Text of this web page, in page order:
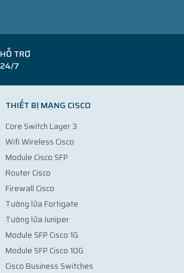
HỖ TRỢ
24/7
THIẾT BỊ MẠNG CISCO
Core Switch Layer 3
Wifi Wireless Cisco
Module Cisco SFP
Router Cisco
Firewall Cisco
Tường lửa Fortigate
Tường lửa Juniper
Module SFP Cisco 1G
Module SFP Cisco 10G
Cisco Business Switches